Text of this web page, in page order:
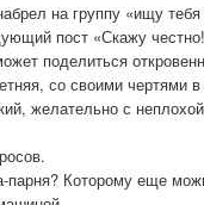
на группу «ищу
пост «Скажу
поделиться
со своими чертями
желательно с
парня? Которому еще